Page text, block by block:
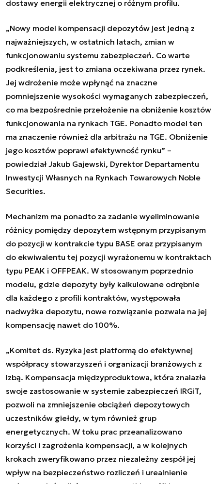
dostawy energii elektrycznej o różnym profilu.
„Nowy model kompensacji depozytów jest jedną z
najważniejszych, w ostatnich latach, zmian w
funkcjonowaniu systemu zabezpieczeń. Co warte
podkreślenia, jest to zmiana oczekiwana przez rynek.
Jej wdrożenie może wpłynąć na znaczne
pomniejszenie wysokości wymaganych zabezpieczeń,
co ma bezpośrednie przełożenie na obniżenie kosztów
funkcjonowania na rynkach TGE. Ponadto model ten
ma znaczenie również dla arbitrażu na TGE. Obniżenie
jego kosztów poprawi efektywność rynku” –
powiedziałJakub Gajewski, Dyrektor Departamentu
Inwestycji Własnych na Rynkach Towarowych Noble
Securities.
Mechanizm ma ponadto za zadanie wyeliminowanie
różnicy pomiędzy depozytem wstępnym przypisanym
do pozycji w kontrakcie typu BASE oraz przypisanym
do ekwiwalentu tej pozycji wyrażonemu w kontraktach
typu PEAK i OFFPEAK. W stosowanym poprzednio
modelu, gdzie depozyty były kalkulowane odrębnie
dla każdego z profili kontraktów, występowała
nadwyżka depozytu, nowe rozwiązanie pozwala na jej
kompensację nawet do 100%.
„Komitet ds. Ryzyka jest platformą do efektywnej
współpracy stowarzyszeń i organizacji branżowych z
Izbą. Kompensacja międzyproduktowa, która znalazła
swoje zastosowanie w systemie zabezpieczeń IRGiT,
pozwoli na zmniejszenie obciążeń depozytowych
uczestników giełdy, w tym również grup
energetycznych. W toku prac przeanalizowano
korzyści i zagrożenia kompensacji, a w kolejnych
krokach zweryfikowano przez niezależny zespół jej
wpływ na bezpieczeństwo rozliczeń i urealnienie